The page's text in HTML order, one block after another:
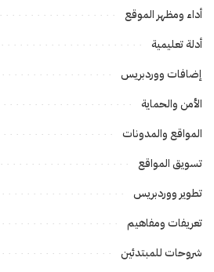
أداء ومظهر الموقع
أدلة تعليمية
إضافات ووردبريس
الأمن والحماية
المواقع والمدونات
تسويق المواقع
تطوير ووردبريس
تعريفات ومفاهيم
شروحات للمبتدئين